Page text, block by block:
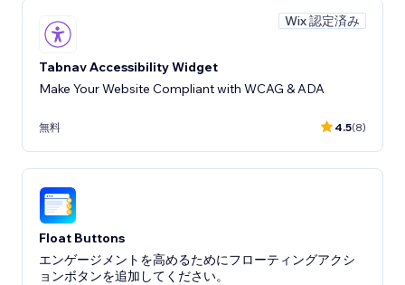
Wix 認定済み
Tabnav Accessibility Widget
Make Your Website Compliant with WCAG & ADA
無料 4.5(8)
Float Buttons
エンゲージメントを高めるためにフローティングアクシ
ョンボタンを追加してください。